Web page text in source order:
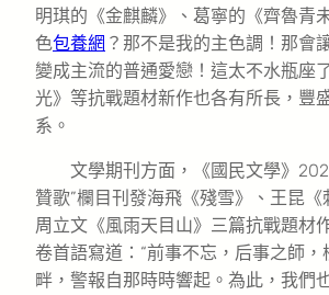
明琪的《金麒麟》、葛寧的《齊魯青
色包養網 ？那不是我的主色調！那會
變成主流的普通愛戀！這太不水瓶座
光》等抗戰題材新作也各有所長，豐
系。
文學期刊方面，《國民文學》
贊歌”欄目刊發海飛《殘雪》、王昆《
周立文《風雨天目山》三篇抗戰題材
卷首語寫道：“前事不忘，后事之師，
畔，警報自那時時響起。為此，我們